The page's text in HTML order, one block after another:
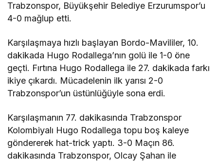
Trabzonspor, Büyükşehir Belediye Erzurumspor’u
4-0 mağlup etti.
Karşılaşmaya hızlı başlayan Bordo-Mavililer, 10.
dakikada Hugo Rodallega’nın golü ile 1-0 öne
geçti. Fırtına Hugo Rodallega ile 27. dakikada farkı
ikiye çıkardı. Mücadelenin ilk yarısı 2-0
Trabzonspor’un üstünlüğüyle sona erdi.
Karşılaşmanın 77. dakikasında Trabzonspor
Kolombiyalı Hugo Rodallega topu boş kaleye
göndererek hat-trick yaptı. 3-0 Maçın 86.
dakikasında Trabzonspor, Olcay Şahan ile